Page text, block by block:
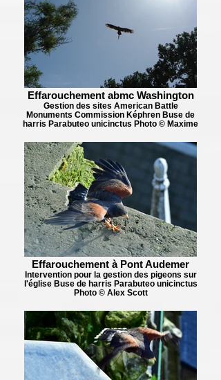
Effarouchement abmc Washington
Gestion des sites American Battle
Monuments Commission Képhren Buse de
harris Parabuteo unicinctus Photo © Maxime
Effarouchement à Pont Audemer
Intervention pour la gestion des pigeons sur
l'église Buse de harris Parabuteo unicinctus
Photo © Alex Scott